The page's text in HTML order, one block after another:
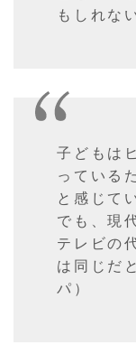
もしれな
子どもは
っている
と感じて
でも、現
テレビの
は同じだ
パ）